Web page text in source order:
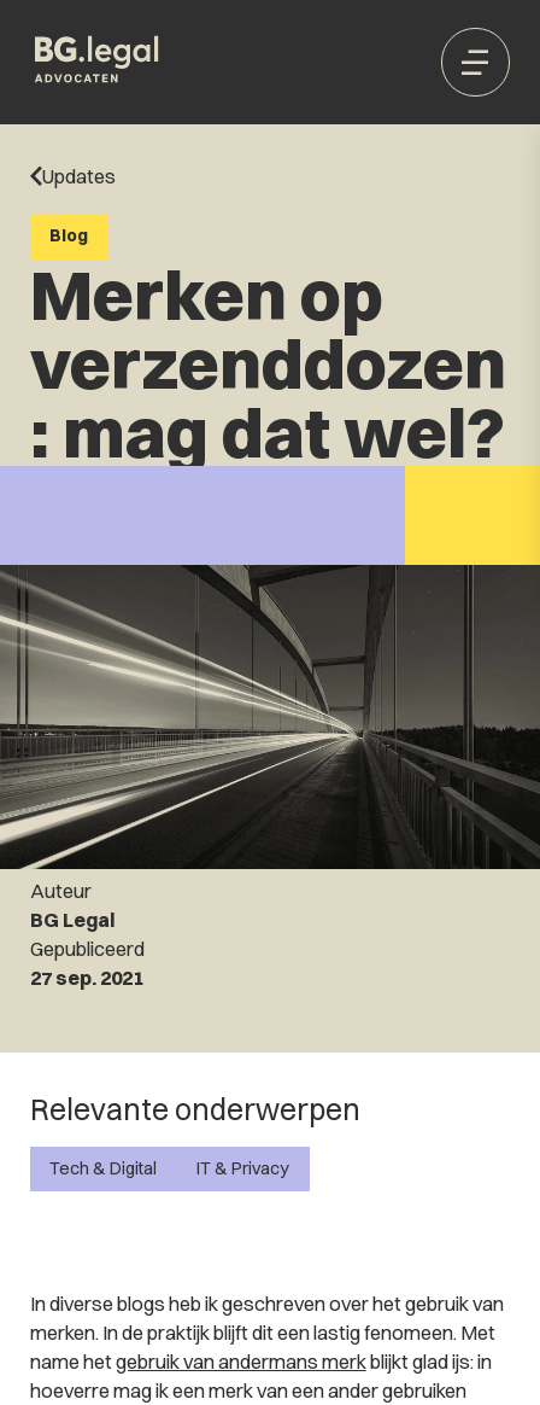
Updates
Blog
Merken op
verzenddozen
: mag dat wel?
Auteur
BG Legal
Gepubliceerd
27 sep. 2021
Relevante onderwerpen
Tech & Digital IT & Privacy
In diverse blogs heb ik geschreven over het gebruik van
merken. In de praktijk blijft dit een lastig fenomeen. Met
name hetgebruik van andermans merkblijkt glad ijs: in
hoeverre mag ik een merk van een ander gebruiken